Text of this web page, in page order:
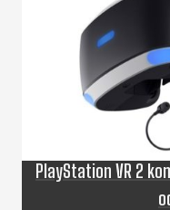
PlayStation VR 2